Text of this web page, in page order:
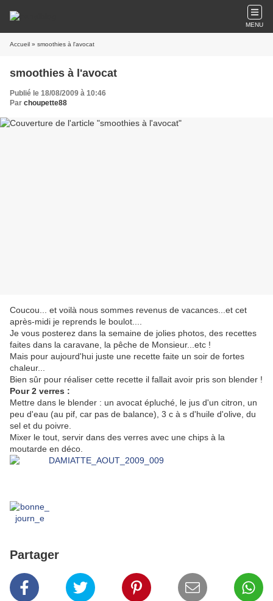
MENU
Accueil » smoothies à l'avocat
smoothies à l'avocat
Publié le 18/08/2009 à 10:46
Par choupette88
Coucou... et voilà nous sommes revenus de vacances...et cet
après-midi je reprends le boulot....
Je vous posterez dans la semaine de jolies photos, des recettes
faites dans la caravane, la pêche de Monsieur...etc !
Mais pour aujourd'hui juste une recette faite un soir de fortes
chaleur...
Bien sûr pour réaliser cette recette il fallait avoir pris son blender !
Pour 2 verres :
Mettre dans le blender : un avocat épluché, le jus d'un citron, un
peu d'eau (au pif, car pas de balance), 3 c à s d'huile d'olive, du
sel et du poivre.
Mixer le tout, servir dans des verres avec une chips à la
moutarde en déco.
Partager